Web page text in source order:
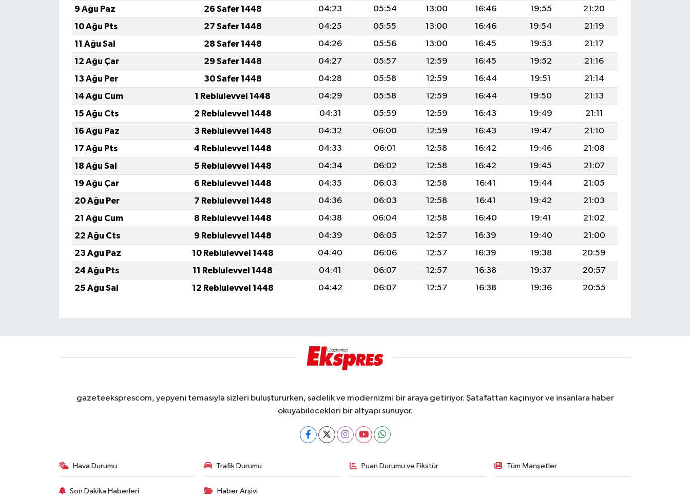
9 Ağu Paz
26 Safer 1448 04:23 05:54 13:00 16:46 19:55
21:20
10 Ağu Pts
27 Safer 1448 04:25 05:55 13:00 16:46 19:54
21:19
11 Ağu Sal
28 Safer 1448 04:26 05:56 13:00 16:45 19:53
21:17
12 Ağu Çar
29 Safer 1448 04:27 05:57 12:59 16:45 19:52
21:16
13 Ağu Per
30 Safer 1448 04:28 05:58 12:59 16:44 19:51
21:14
14 Ağu Cum
1 Rebiulevvel 1448 04:29 05:58 12:59 16:44 19:50
21:13
15 Ağu Cts
2 Rebiulevvel 1448 04:31 05:59 12:59 16:43 19:49
21:11
16 Ağu Paz
3 Rebiulevvel 1448 04:32 06:00 12:59 16:43 19:47
21:10
17 Ağu Pts
4 Rebiulevvel 1448 04:33 06:01 12:58 16:42 19:46
21:08
18 Ağu Sal
5 Rebiulevvel 1448 04:34 06:02 12:58 16:42 19:45
21:07
19 Ağu Çar
6 Rebiulevvel 1448 04:35 06:03 12:58 16:41 19:44
21:05
20 Ağu Per
7 Rebiulevvel 1448 04:36 06:03 12:58 16:41 19:42
21:03
21 Ağu Cum
8 Rebiulevvel 1448 04:38 06:04 12:58 16:40 19:41
21:02
22 Ağu Cts
9 Rebiulevvel 1448 04:39 06:05 12:57 16:39 19:40
21:00
23 Ağu Paz
10 Rebiulevvel 1448 04:40 06:06 12:57 16:39 19:38
20:59
24 Ağu Pts
11 Rebiulevvel 1448 04:41 06:07 12:57 16:38 19:37
20:57
25 Ağu Sal
12 Rebiulevvel 1448 04:42 06:07 12:57 16:38 19:36 20:55
gazeteeksprescom, yepyeni temasıyla sizleri buluştururken, sadelik ve modernizmi bir araya getiriyor. Şatafattan kaçınıyor ve insanlara haber
okuyabilecekleri bir altyapı sunuyor.
Hava Durumu Trafik Durumu Puan Durumu ve Fikstür Tüm Manşetler
Son Dakika Haberleri Haber Arşivi